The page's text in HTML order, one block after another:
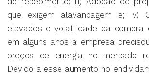
que exigem alavancagem e; iv)
elevados e volatilidade da compra
em alguns anos a empresa
preços de energia no mercado
Devido a esse aumento no